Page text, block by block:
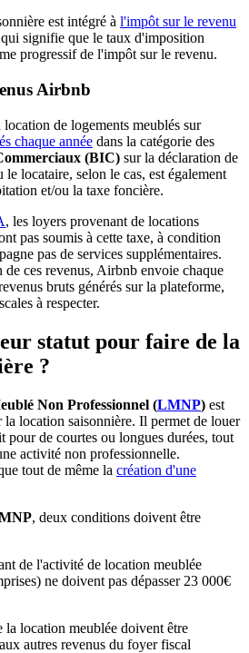
est intégré à l'impôt sur le revenu
signifie que le taux d'imposition
progressif de l'impôt sur le revenu.
Airbnb
de logements meublés sur
chaque année dans la catégorie des
(BIC) sur la déclaration de
locataire, selon le cas, est également
et/ou la taxe foncière.
, les loyers provenant de locations
pas soumis à cette taxe, à condition
pas de services supplémentaires.
ces revenus, Airbnb envoie chaque
bruts générés sur la plateforme,
à respecter.
statut pour faire de la
?
Non Professionnel (LMNP) est
location saisonnière. Il permet de louer
pour de courtes ou longues durées, tout
activité non professionnelle.
tout de même la création d'une
, deux conditions doivent être
de l'activité de location meublée
ne doivent pas dépasser 23 000€
la location meublée doivent être
autres revenus du foyer fiscal